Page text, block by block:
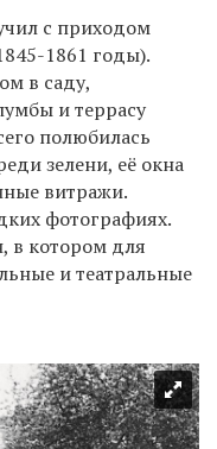
с приходом
1861 годы).
в саду,
и террасу
полюбилась
зелени, её окна
витражи.
фотографиях.
в котором для
и театральные